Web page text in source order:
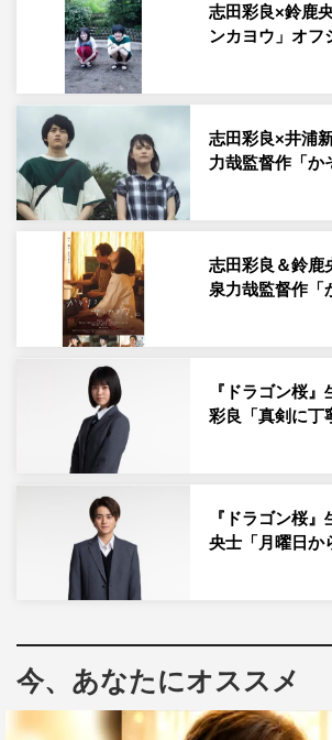
らあまり描かれないような部分での、
な気持ちに焦点を当てた作品で。家族
と呼べるのかというぐらいの距離感の
もすごく繊細に描かれていて。そして
父親と娘の時間と、そこに父親が再婚
しい家族になっていく奥さんと子供と
離感とか。そういう部分にひかれて、
たいと思いました」と理由を明かした。
志田のキャスティングについては「何
ので、プロデューサーとも、志田さん
いかという話をしていました」と全幅
志田は「脚本を頂く前に小説を読ませ
が、その時に陽の強い部分も、弱い部
本当にいとおしい女の子だなと感じて
その場から逃げたくなるようなことも
向き合って。前に進む姿が魅力的だな
2度目のハツコイ』だったんですが、そ
ら『いつか志田さん主演で映画を撮り
で、その時はよろしくお願いします』
志田彩良×鈴鹿
ンカヨウ」オ
志田彩良×井浦
力哉監督作「
志田彩良＆鈴
泉力哉監督作
『ドラゴン桜
彩良「真剣に
『ドラゴン桜
央士「月曜日
今、あなたにオススメ